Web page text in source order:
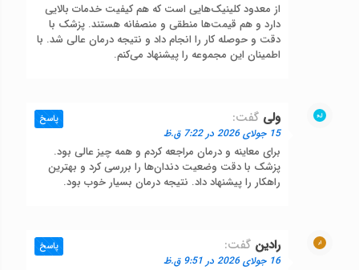
از معدود کلینیک‌هایی است که هم کیفیت خدمات بالایی
دارد و هم قیمت‌ها منطقی و منصفانه هستند. پزشک با
دقت و حوصله کار را انجام داد و نتیجه درمان عالی شد. با
اطمینان این مجموعه را پیشنهاد می‌کنم.
ولی گفت:
15 جولای 2026 در 7:22 ق.ظ
برای معاینه و درمان مراجعه کردم و همه چیز عالی بود.
پزشک با دقت وضعیت دندان‌ها را بررسی کرد و بهترین
راهکار را پیشنهاد داد. نتیجه درمان بسیار خوب بود.
پاسخ
رادین گفت:
16 جولای 2026 در 9:51 ق.ظ
پاسخ